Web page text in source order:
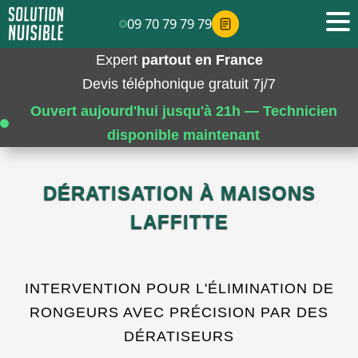
Expert partout en France
Devis téléphonique gratuit 7j/7
Ouvert aujourd'hui jusqu'à 21h — Technicien
disponible maintenant
DÉRATISATION À MAISONS
LAFFITTE
INTERVENTION POUR L'ÉLIMINATION DE
RONGEURS AVEC PRÉCISION PAR DES
DÉRATISEURS
09 70 79 79 79